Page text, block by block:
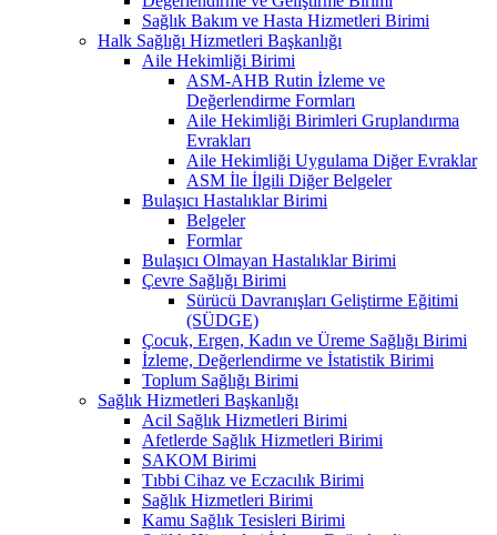
Sağlık Bakım ve Hasta Hizmetleri Birimi
Halk Sağlığı Hizmetleri Başkanlığı
Aile Hekimliği Birimi
ASM-AHB Rutin İzleme ve
Değerlendirme Formları
Aile Hekimliği Birimleri Gruplandırma
Evrakları
Aile Hekimliği Uygulama Diğer Evraklar
ASM İle İlgili Diğer Belgeler
Bulaşıcı Hastalıklar Birimi
Belgeler
Formlar
Bulaşıcı Olmayan Hastalıklar Birimi
Çevre Sağlığı Birimi
Sürücü Davranışları Geliştirme Eğitimi
(SÜDGE)
Çocuk, Ergen, Kadın ve Üreme Sağlığı Birimi
İzleme, Değerlendirme ve İstatistik Birimi
Toplum Sağlığı Birimi
Sağlık Hizmetleri Başkanlığı
Acil Sağlık Hizmetleri Birimi
Afetlerde Sağlık Hizmetleri Birimi
SAKOM Birimi
Tıbbi Cihaz ve Eczacılık Birimi
Sağlık Hizmetleri Birimi
Kamu Sağlık Tesisleri Birimi